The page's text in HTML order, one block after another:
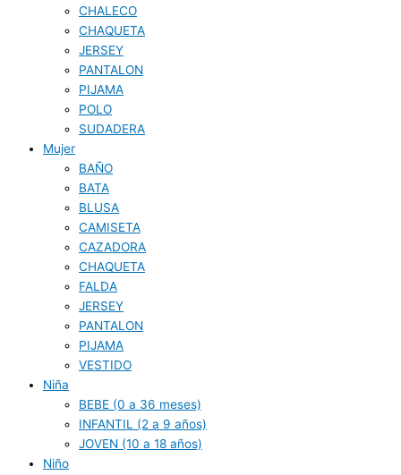
CHALECO
CHAQUETA
JERSEY
PANTALON
PIJAMA
POLO
SUDADERA
Mujer
BAÑO
BATA
BLUSA
CAMISETA
CAZADORA
CHAQUETA
FALDA
JERSEY
PANTALON
PIJAMA
VESTIDO
Niña
BEBE (0 a 36 meses)
INFANTIL (2 a 9 años)
JOVEN (10 a 18 años)
Niño